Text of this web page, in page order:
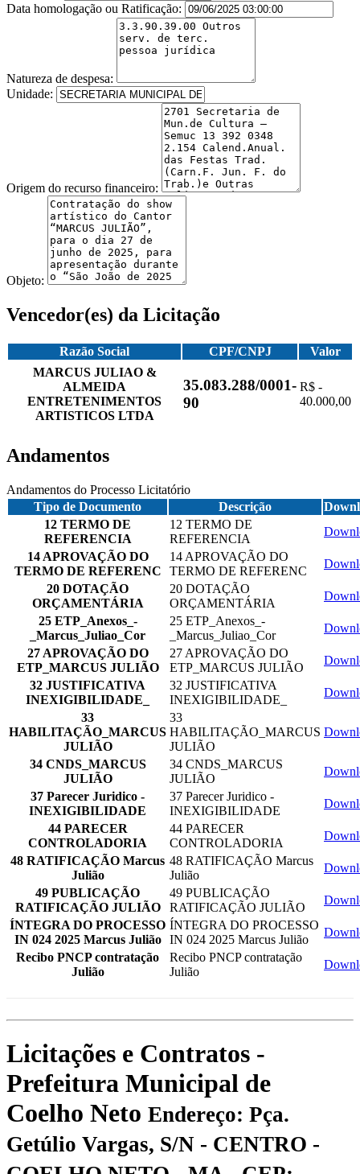
Data homologação ou Ratificação:
Natureza de despesa:
Unidade:
Origem do recurso financeiro:
Objeto:
Vencedor(es) da Licitação
Razão Social CPF/CNPJ
Valor
MARCUS JULIAO &
ALMEIDA
ENTRETENIMENTOS
ARTISTICOS LTDA
35.083.288/0001-
90
R$ -
40.000,00
Andamentos
Andamentos do Processo Licitatório
Tipo de Documento
Descrição
12 TERMO DE
REFERENCIA
12 TERMO DE
REFERENCIA
14 APROVAÇÃO DO
TERMO DE REFERENC
14 APROVAÇÃO DO
TERMO DE REFERENC
20 DOTAÇÃO
ORÇAMENTÁRIA
20 DOTAÇÃO
ORÇAMENTÁRIA
25 ETP_Anexos_-
_Marcus_Juliao_Cor
25 ETP_Anexos_-
_Marcus_Juliao_Cor
27 APROVAÇÃO DO
ETP_MARCUS JULIÃO
27 APROVAÇÃO DO
ETP_MARCUS JULIÃO
32 JUSTIFICATIVA
INEXIGIBILIDADE_
32 JUSTIFICATIVA
INEXIGIBILIDADE_
33
HABILITAÇÃO_MARCUS
JULIÃO
33
HABILITAÇÃO_MARCUS
JULIÃO
34 CNDS_MARCUS
JULIÃO
34 CNDS_MARCUS
JULIÃO
37 Parecer Juridico -
INEXIGIBILIDADE
37 Parecer Juridico -
INEXIGIBILIDADE
44 PARECER
CONTROLADORIA
44 PARECER
CONTROLADORIA
48 RATIFICAÇÃO Marcus
Julião
48 RATIFICAÇÃO Marcus
Julião
49 PUBLICAÇÃO
RATIFICAÇÃO JULIÃO
49 PUBLICAÇÃO
RATIFICAÇÃO JULIÃO
ÍNTEGRA DO PROCESSO
IN 024 2025 Marcus Julião
ÍNTEGRA DO PROCESSO
IN 024 2025 Marcus Julião
Recibo PNCP contratação
Julião
Recibo PNCP contratação
Julião
Licitações e Contratos -
Prefeitura Municipal de
Coelho Neto Endereço: Pça.
Getúlio Vargas, S/N - CENTRO -